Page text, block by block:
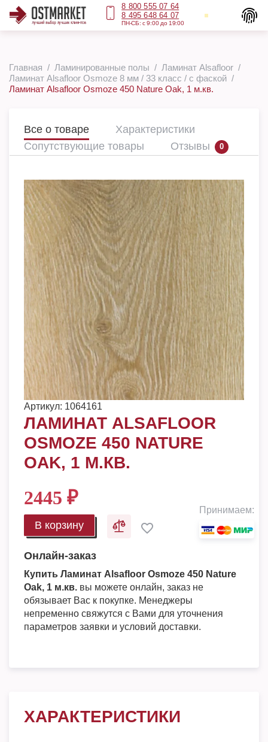
8 800 555 07 64
8 495 648 64 07
ПН-СБ: с 9:00 до 19:00
Главная Ламинированные полы
Ламинат Alsafloor
Ламинат Alsafloor Osmoze 8 мм / 33 класс / с фаской
Ламинат Alsafloor Osmoze 450 Nature Oak, 1 м.кв.
Все о товаре
Характеристики
Сопутствующие товары
Отзывы 0
Артикул: 1064161
ЛАМИНАТ ALSAFLOOR
OSMOZE 450 NATURE
OAK, 1 М.КВ.
2445 ₽
В корзину
Принимаем:
Онлайн-заказ
Купить Ламинат Alsafloor Osmoze 450 Nature
Oak, 1 м.кв. вы можете онлайн, заказ не
обязывает Вас к покупке. Менеджеры
непременно свяжутся с Вами для уточнения
параметров заявки и условий доставки.
ХАРАКТЕРИСТИКИ